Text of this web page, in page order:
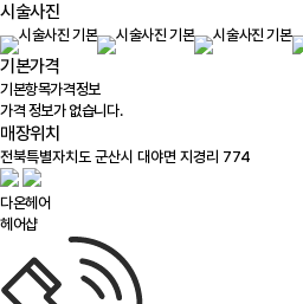
시술사진
기본가격
기본항목가격정보
가격 정보가 없습니다.
매장위치
다온헤어
헤어샵